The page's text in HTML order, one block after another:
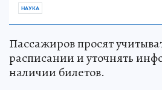
НАУКА
Пассажиров просят
расписании и уточнять
наличии билетов.